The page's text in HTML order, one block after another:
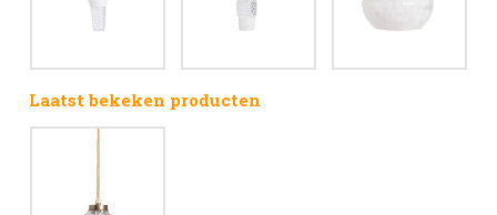
Laatst bekeken producten